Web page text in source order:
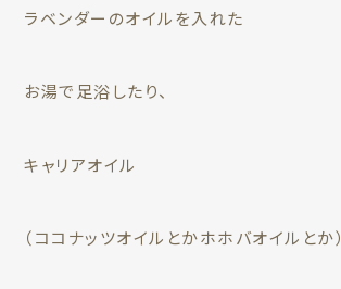
ラベンダーのオイルを入れた
お湯で足浴したり、
キャリアオイル
（ココナッツオイルとかホホバオイルとか）